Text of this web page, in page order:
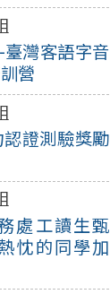
灣客語字音
營
證測驗獎勵
處工讀生甄
忱的同學加